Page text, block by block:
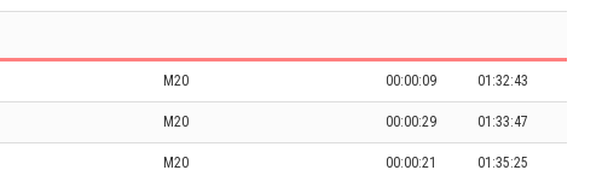
M20 00:00:09 01:32:43
M20 00:00:29 01:33:47
M20 00:00:21 01:35:25